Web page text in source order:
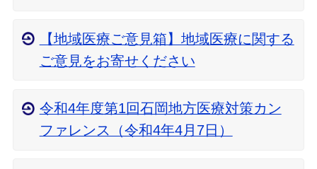
【地域医療ご意見箱】地域医療に関する
ご意見をお寄せください
令和4年度第1回石岡地方医療対策カン
ファレンス（令和4年4月7日）